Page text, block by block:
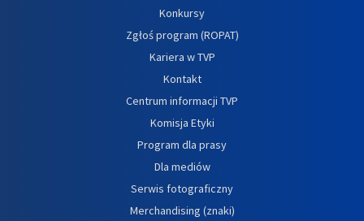
Konkursy
Zgłoś program (ROPAT)
Kariera w TVP
Kontakt
Centrum informacji TVP
Komisja Etyki
Program dla prasy
Dla mediów
Serwis fotograficzny
Merchandising (znaki)